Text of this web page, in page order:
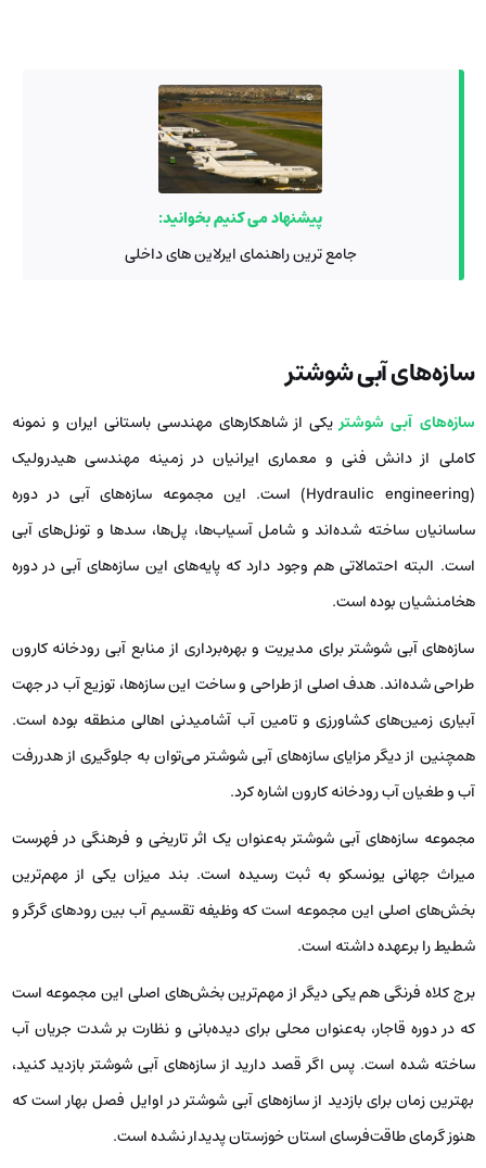
پیشنهاد می کنیم بخوانید:
جامع ترین راهنمای ایرلاین های داخلی
سازه‌های آبی شوشتر
سازه‌های آبی شوشتریکی از شاهکارهای مهندسی باستانی ایران و نمونه
کاملی از دانش فنی و معماری ایرانیان در زمینه مهندسی هیدرولیک
(Hydraulic engineering) است. این مجموعه سازه‌های آبی در دوره
ساسانیان ساخته شده‌اند و شامل آسیاب‌ها، پل‌ها، سدها و تونل‌های آبی
است. البته احتمالاتی هم وجود دارد که پایه‌های این سازه‌های آبی در دوره
هخامنشیان بوده است.
سازه‌های آبی شوشتر برای مدیریت و بهره‌برداری از منابع آبی رودخانه کارون
طراحی شده‌اند. هدف اصلی از طراحی و ساخت این سازه‌ها، توزیع آب در جهت
آبیاری زمین‌های کشاورزی و تامین آب آشامیدنی اهالی منطقه بوده است.
همچنین از دیگر مزایای سازه‌های آبی شوشتر می‌توان به جلوگیری از هدررفت
آب و طغیان آب رودخانه کارون اشاره کرد.
مجموعه سازه‌های آبی شوشتر به‌عنوان یک اثر تاریخی و فرهنگی در فهرست
میراث جهانی یونسکو به ثبت رسیده است. بند میزان یکی از مهم‌ترین
بخش‌های اصلی این مجموعه است که وظیفه تقسیم آب بین رودهای گرگر و
شطیط را برعهده داشته است.
برج کلاه فرنگی هم یکی دیگر از مهم‌ترین بخش‌های اصلی این مجموعه است
که در دوره قاجار، به‌عنوان محلی برای دیده‌بانی و نظارت بر شدت جریان آب
ساخته شده است. پس اگر قصد دارید از سازه‌های آبی شوشتر بازدید کنید،
بهترین زمان برای بازدید از سازه‌های آبی شوشتر در اوایل فصل بهار است که
هنوز گرمای طاقت‌فرسای استان خوزستان پدیدار نشده است.